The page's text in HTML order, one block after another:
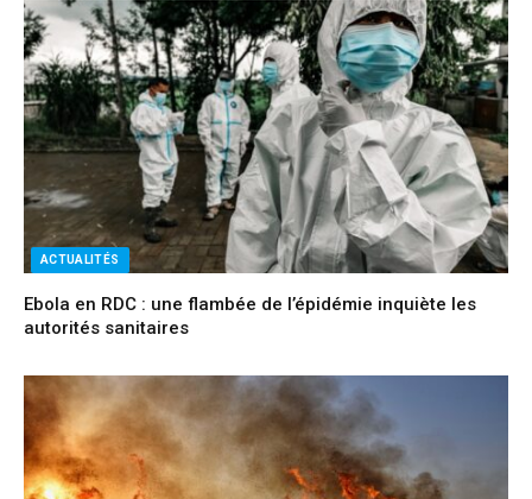
ACTUALITÉS
Ebola en RDC : une flambée de l’épidémie inquiète les
autorités sanitaires